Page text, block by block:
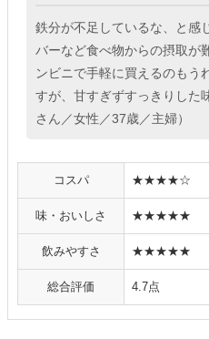
鉄分が不足しているな、と感
バーなど食べ物からの摂取が
ンビニで手軽に買えるのもう
すが、甘すぎずすっきりした
さん／女性／37歳／主婦）
コスパ ★★★★☆
味・おいしさ ★★★★★
飲みやすさ ★★★★★
総合評価 4.7点